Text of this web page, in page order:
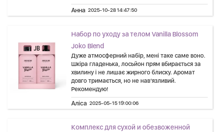
Анна 2025-10-28 14:47:50
Набор по уходу за телом Vanilla Blossom
Joko Blend
Дуже атмосферний набір, мені таке саме воно.
Шкіра гладенька, лосьйон прям вбирається за
хвилину і не лишає жирного блиску. Аромат
довго тримається, но не нав’язливий.
Рекомендую!
Аліса 2025-05-15 19:00:06
Комплекс для сухой и обезвоженной